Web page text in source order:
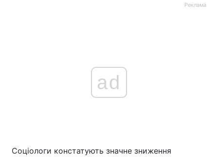
Реклама
ad
Соціологи констатують значне зниження